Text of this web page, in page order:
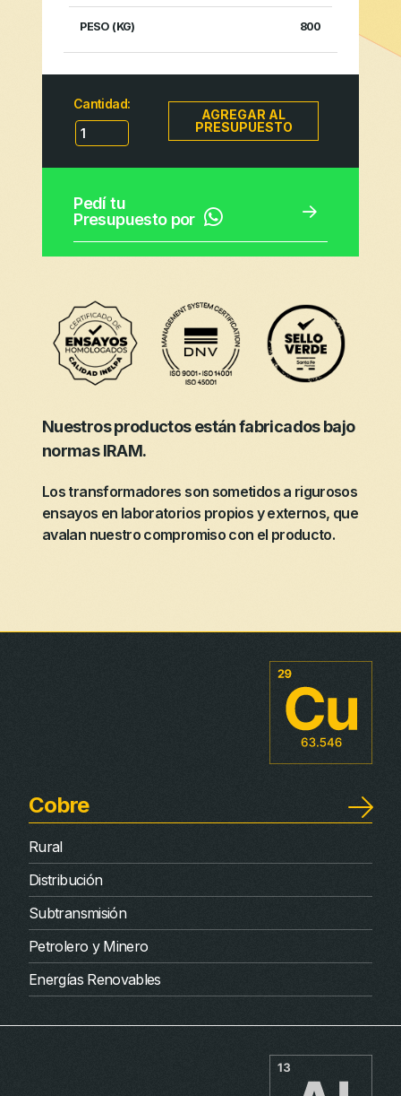
800
Cantidad:
AGREGAR AL
PRESUPUESTO
Pedí tu
Presupuesto por
Nuestros productos están fabricados bajo
normas IRAM.
Los transformadores son sometidos a rigurosos
ensayos en laboratorios propios y externos, que
avalan nuestro compromiso con el producto.
Cobre
Rural
Distribución
Subtransmisión
Petrolero y Minero
Energías Renovables